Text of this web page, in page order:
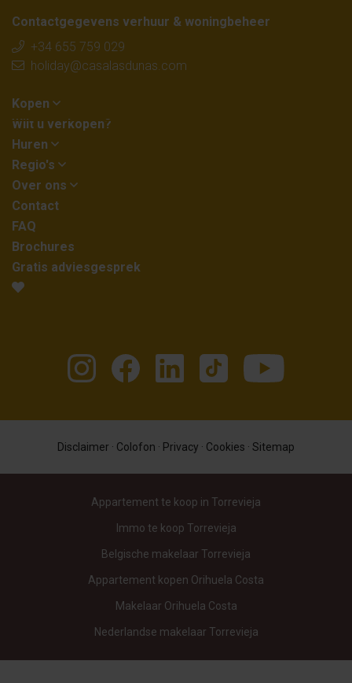
Contactgegevens verhuur & woningbeheer
+34 655 759 029
holiday@casalasdunas.com
Kopen
Wilt u verkopen?
Huren
Regio's
Over ons
Contact
FAQ
Brochures
Gratis adviesgesprek
Disclaimer · Colofon · Privacy · Cookies · Sitemap
Appartement te koop in Torrevieja
Immo te koop Torrevieja
Belgische makelaar Torrevieja
Appartement kopen Orihuela Costa
Makelaar Orihuela Costa
Nederlandse makelaar Torrevieja